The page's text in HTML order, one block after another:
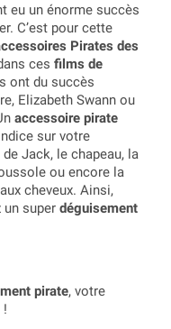
eu un énorme succès
C’est pour cette
Pirates des
ces films de
ont du succès
Elizabeth Swann ou
accessoire pirate
sur votre
Jack, le chapeau, la
ou encore la
cheveux. Ainsi,
super déguisement
pirate, votre
!